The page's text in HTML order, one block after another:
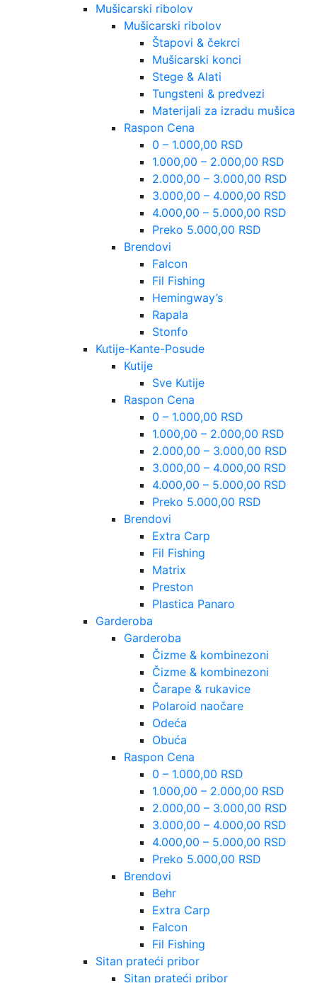
Mušicarski ribolov
Mušicarski ribolov
Štapovi & čekrci
Mušicarski konci
Stege & Alati
Tungsteni & predvezi
Materijali za izradu mušica
Raspon Cena
0 – 1.000,00 RSD
1.000,00 – 2.000,00 RSD
2.000,00 – 3.000,00 RSD
3.000,00 – 4.000,00 RSD
4.000,00 – 5.000,00 RSD
Preko 5.000,00 RSD
Brendovi
Falcon
Fil Fishing
Hemingway’s
Rapala
Stonfo
Kutije-Kante-Posude
Kutije
Sve Kutije
Raspon Cena
0 – 1.000,00 RSD
1.000,00 – 2.000,00 RSD
2.000,00 – 3.000,00 RSD
3.000,00 – 4.000,00 RSD
4.000,00 – 5.000,00 RSD
Preko 5.000,00 RSD
Brendovi
Extra Carp
Fil Fishing
Matrix
Preston
Plastica Panaro
Garderoba
Garderoba
Čizme & kombinezoni
Čizme & kombinezoni
Čarape & rukavice
Polaroid naočare
Odeća
Obuća
Raspon Cena
0 – 1.000,00 RSD
1.000,00 – 2.000,00 RSD
2.000,00 – 3.000,00 RSD
3.000,00 – 4.000,00 RSD
4.000,00 – 5.000,00 RSD
Preko 5.000,00 RSD
Brendovi
Behr
Extra Carp
Falcon
Fil Fishing
Sitan prateći pribor
Sitan prateći pribor